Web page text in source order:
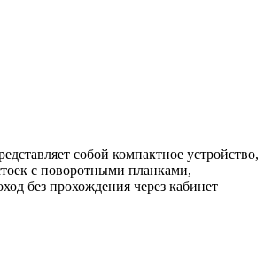
собой компактное устройство,
с поворотными планками,
без прохождения через кабинет